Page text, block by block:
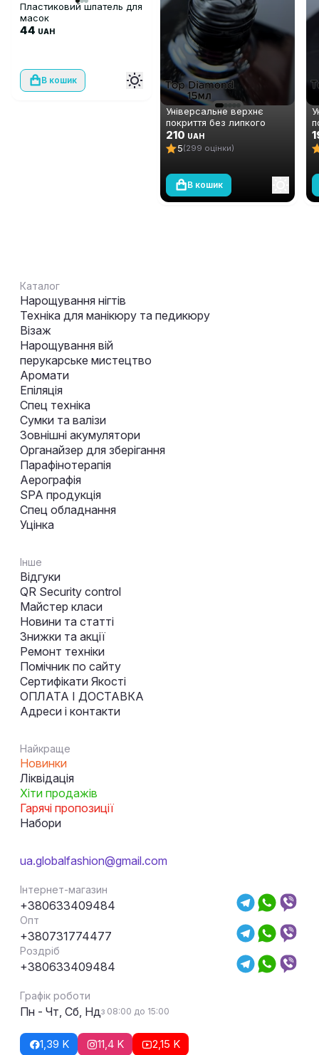
Пластиковий шпатель для
масок
44 UAH
В кошик
Універсальне верхнє
покриття без липкого
шару Global Fashion TOP-
Diamond 15 мл (топ/фініш)
210 UAH
5(299 оцінки)
В кошик
Каталог
Нарощування нігтів
Техніка для манікюру та педикюру
Візаж
Нарощування вій
перукарське мистецтво
Аромати
Епіляція
Спец техніка
Сумки та валізи
Зовнішні акумулятори
Органайзер для зберігання
Парафінотерапія
Аерографія
SPA продукція
Спец обладнання
Уцінка
Інше
Відгуки
QR Security control
Майстер класи
Новини та статті
Знижки та акції
Ремонт техніки
Помічник по сайту
Сертифікати Якості
ОПЛАТА І ДОСТАВКА
Адреси і контакти
Найкраще
Новинки
Ліквідація
Хіти продажів
Гарячі пропозиції
Набори
ua.globalfashion@gmail.com
Інтернет-магазин
+380633409484
Опт
+380731774477
Роздріб
+380633409484
Графік роботи
Пн - Чт, Сб, Ндз 08:00 до 15:00
1,39 K 11,4 K 2,15 K